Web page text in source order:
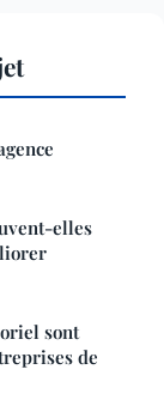
elles
sont
de